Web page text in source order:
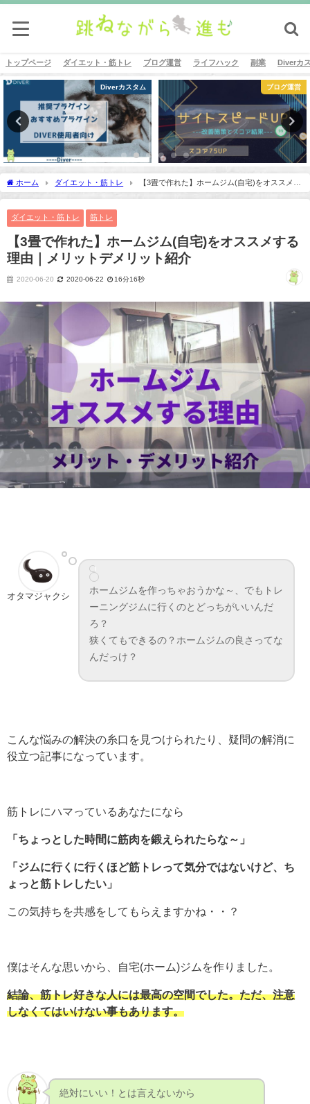
トップページ ダイエット・筋トレ ブログ運営 ライフハック 副業 Diverカ
ブログ運営 ブログ運営
ホーム ダイエット・筋トレ
【3畳で作れた】ホームジム(自宅)をオススメす
る理由｜メリットデメリット紹介
ダイエット・筋トレ 筋トレ
【3畳で作れた】ホームジム(自宅)をオススメする
理由｜メリットデメリット紹介
2020-06-20 2020-06-22 16分16秒
オタマジャクシ
ホームジムを作っちゃおうかな～、でもトレ
ーニングジムに行くのとどっちがいいんだ
ろ？
狭くてもできるの？ホームジムの良さってな
んだっけ？
こんな悩みの解決の糸口を見つけられたり、疑問の解消に
役立つ記事になっています。
筋トレにハマっているあなたになら
「ちょっとした時間に筋肉を鍛えられたらな～」
「ジムに行くに行くほど筋トレって気分ではないけど、ち
ょっと筋トレしたい」
この気持ちを共感をしてもらえますかね・・？
僕はそんな思いから、自宅(ホーム)ジムを作りました。
結論、筋トレ好きな人には最高の空間でした。ただ、注意
しなくてはいけない事もあります。
絶対にいい！とは言えないから